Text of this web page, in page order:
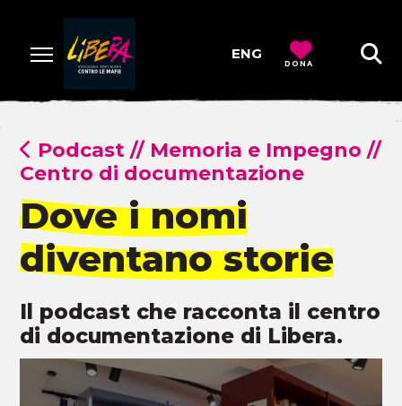
ENG
DONA
Podcast// Memoria e Impegno//
Centro di documentazione
Dove i nomi
diventano storie
Il podcast che racconta il centro
di documentazione di Libera.